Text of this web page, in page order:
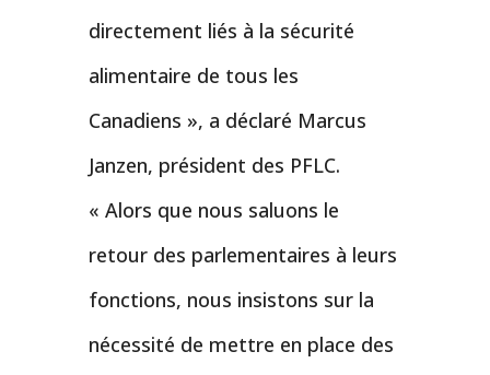
directement liés à la sécurité
alimentaire de tous les
Canadiens », a déclaré Marcus
Janzen, président des PFLC.
« Alors que nous saluons le
retour des parlementaires à leurs
fonctions, nous insistons sur la
nécessité de mettre en place des